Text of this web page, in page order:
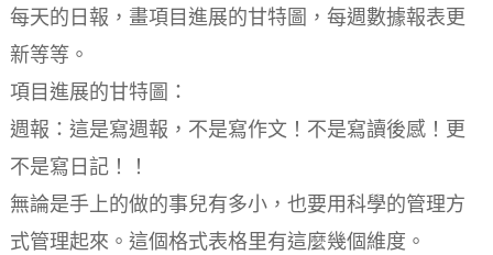
每天的日報，畫項目進展的甘特圖，每週數據報表更
新等等。
項目進展的甘特圖：
週報：這是寫週報，不是寫作文！不是寫讀後感！更
不是寫日記！！
無論是手上的做的事兒有多小，也要用科學的管理方
式管理起來。這個格式表格里有這麼幾個維度。